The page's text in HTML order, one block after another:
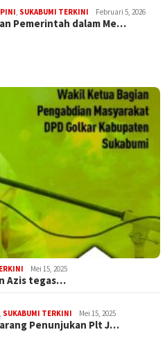
, SUKABUMI TERKINI Februari 5, 2026
Pemerintah dalam Me…
Mei 15, 2025
Azis tegas…
, SUKABUMI TERKINI Mei 15, 2025
Penunjukan Plt J…